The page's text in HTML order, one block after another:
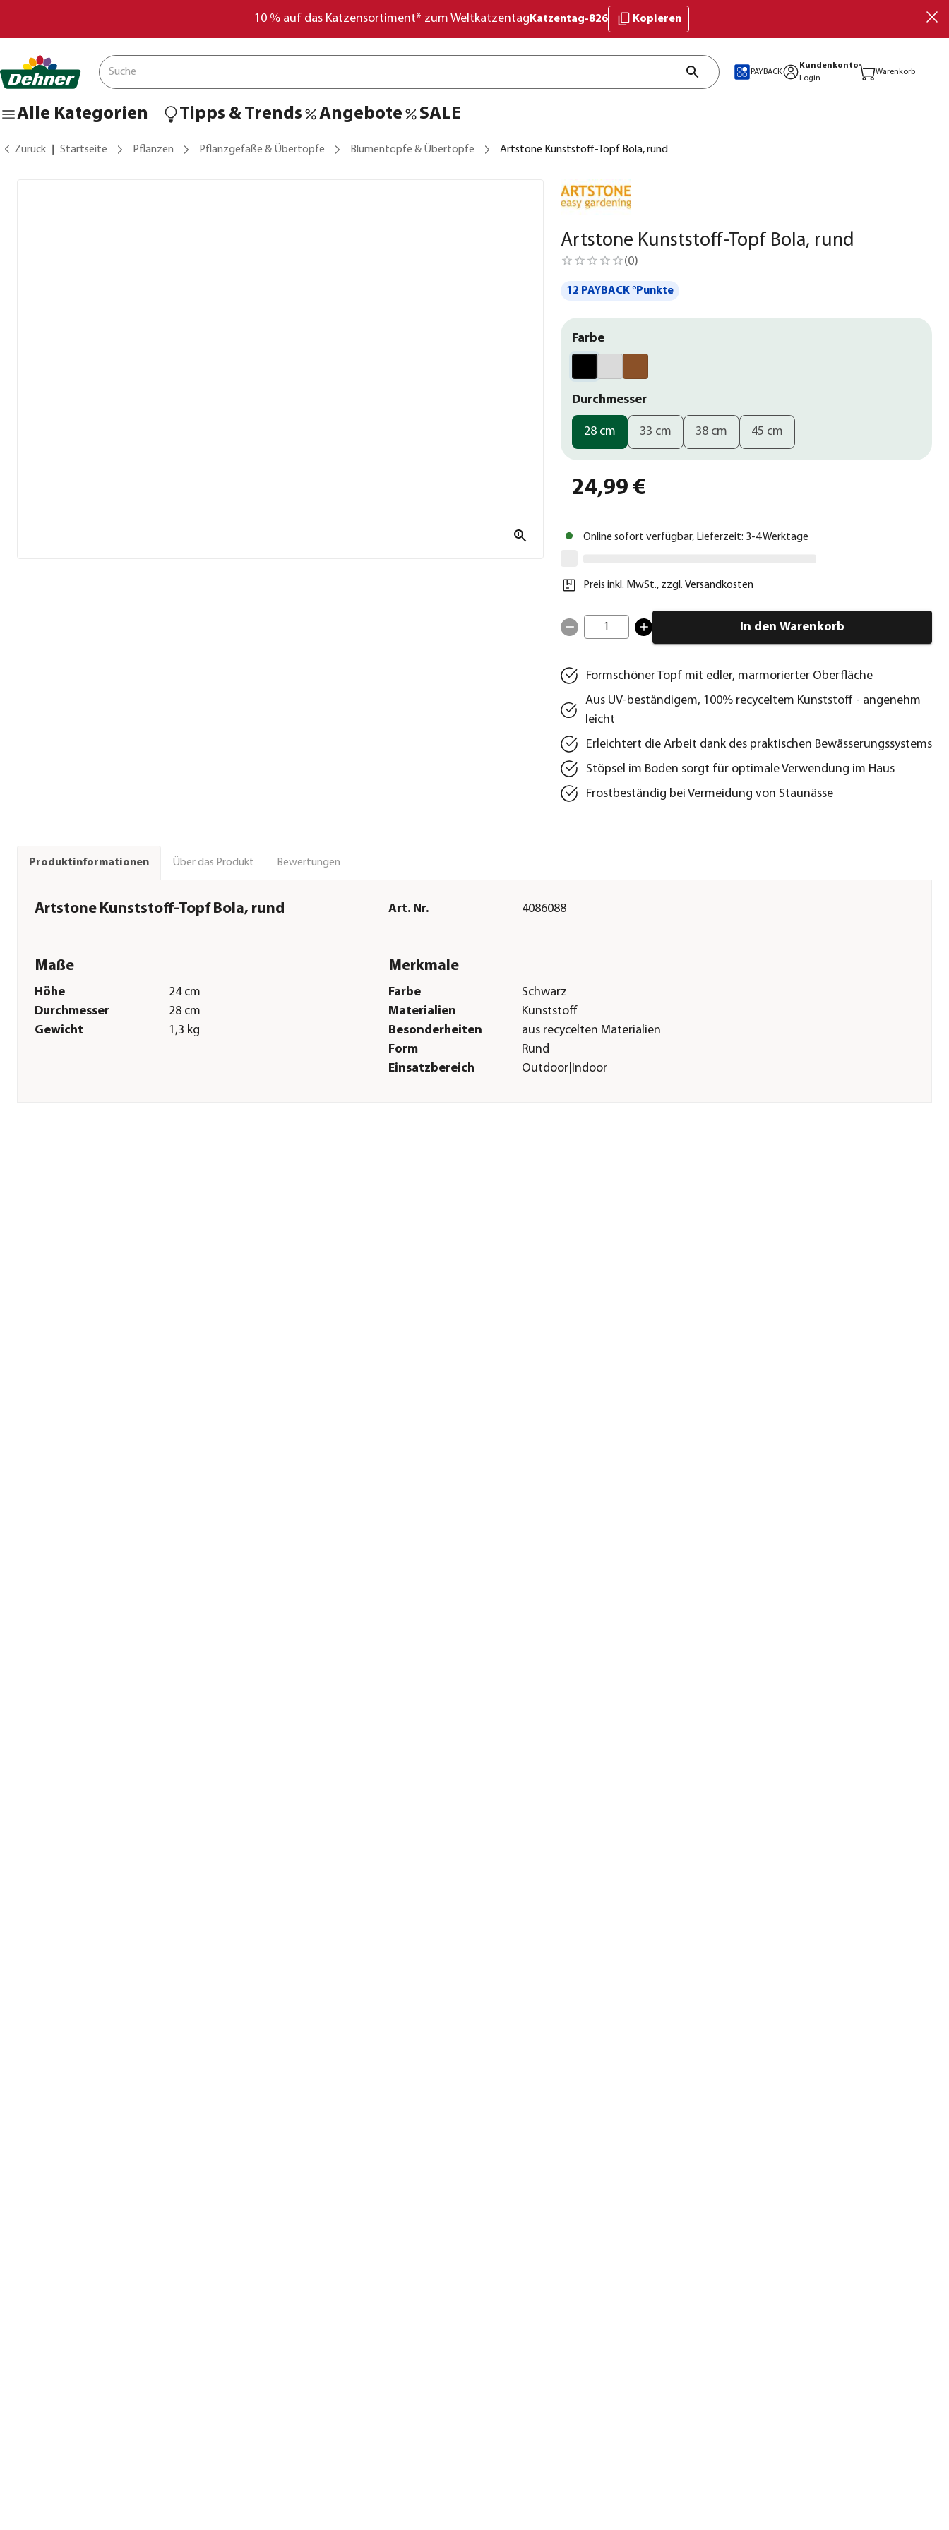
10 % auf das Katzensortiment* zum Weltkatzentag Katzentag-826 Kopieren
PAYBACK
Kundenkonto
Login
Warenkorb
Alle Kategorien Tipps & Trends Angebote SALE
Zurück Startseite Pflanzen Pflanzgefäße & Übertöpfe Blumentöpfe & Übertöpfe Artstone Kunststoff-Topf Bola, rund
Artstone Kunststoff-Topf Bola, rund
(0)
12 PAYBACK °Punkte
Farbe
Durchmesser
28 cm 33 cm 38 cm 45 cm
24,99 €
Online sofort verfügbar, Lieferzeit: 3-4 Werktage
Preis inkl. MwSt., zzgl. Versandkosten
1 In den Warenkorb
Formschöner Topf mit edler, marmorierter Oberfläche
Aus UV-beständigem, 100% recyceltem Kunststoff - angenehm
leicht
Erleichtert die Arbeit dank des praktischen Bewässerungssystems
Stöpsel im Boden sorgt für optimale Verwendung im Haus
Frostbeständig bei Vermeidung von Staunässe
Produktinformationen Über das Produkt Bewertungen
Artstone Kunststoff-Topf Bola, rund Art. Nr. 4086088
Maße
Höhe
24 cm
Durchmesser
28 cm
Gewicht
1,3 kg
Merkmale
Farbe
Schwarz
Materialien
Kunststoff
Besonderheiten
aus recycelten Materialien
Form
Rund
Einsatzbereich
Outdoor|Indoor